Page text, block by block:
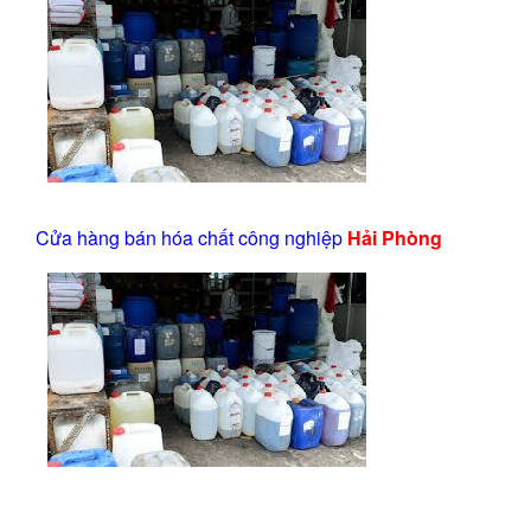
Cửa hàng bán hóa chất công nghiệp Hải Phòng